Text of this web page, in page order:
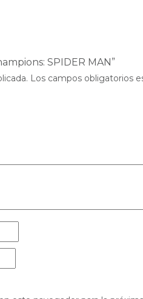
SPIDER MAN”
Los campos obligatorios